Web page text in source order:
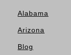
Alabama
Arizona
Blog